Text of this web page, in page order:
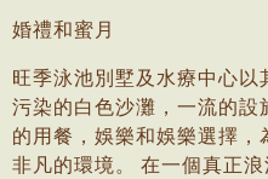
婚禮和蜜月
旺季泳池別墅及水療中心
污染的白色沙灘，一流的
的用餐，娛樂和娛樂選擇
非凡的環境。 在一個真正